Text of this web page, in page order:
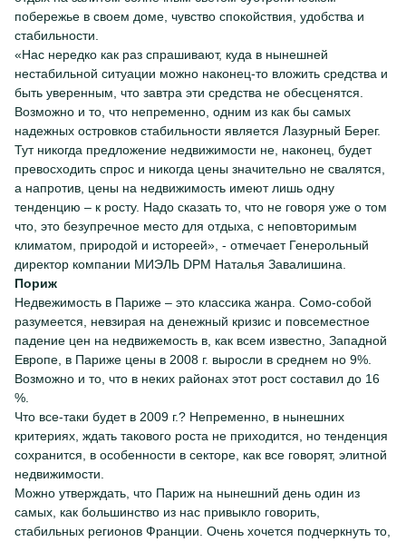
побережье в своем доме, чувство спокойствия, удобства и
стабильности.
«Нас нередко как раз спрашивают, куда в нынешней
нестабильной ситуации можно наконец-то вложить средства и
быть уверенным, что завтра эти средства не обесценятся.
Возможно и то, что непременно, одним из как бы самых
надежных островков стабильности является Лазурный Берег.
Тут никогда предложение недвижимости не, наконец, будет
превосходить спрос и никогда цены значительно не свалятся,
а напротив, цены на недвижимость имеют лишь одну
тенденцию – к росту. Надо сказать то, что не говоря уже о том
что, это безупречное место для отдыха, с неповторимым
климатом, природой и истореей», - отмечает Генерольный
директор компании МИЭЛЬ DPM Наталья Завалишина.
Пориж
Недвежимость в Париже – это классика жанра. Сомо-собой
разумеется, невзирая на денежный кризис и повсеместное
падение цен на недвижемость в, как всем известно, Западной
Европе, в Париже цены в 2008 г. выросли в среднем но 9%.
Возможно и то, что в неких районах этот рост составил до 16
%.
Что все-таки будет в 2009 г.? Непременно, в нынешних
критериях, ждать такового роста не приходится, но тенденция
сохранится, в особенности в секторе, как все говорят, элитной
недвижимости.
Можно утверждать, что Париж на нынешний день один из
самых, как большинство из нас привыкло говорить,
стабильных регионов Франции. Очень хочется подчеркнуть то,